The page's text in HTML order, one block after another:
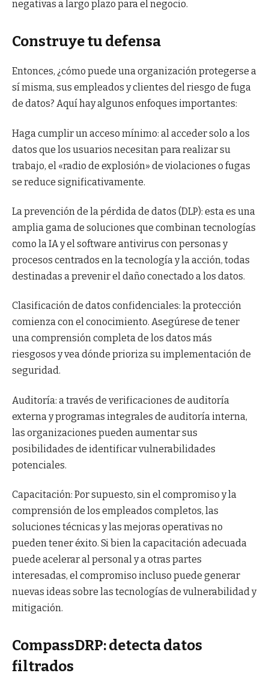
negativas a largo plazo para el negocio.
Construye tu defensa
Entonces, ¿cómo puede una organización protegerse a
sí misma, sus empleados y clientes del riesgo de fuga
de datos? Aquí hay algunos enfoques importantes:
Haga cumplir un acceso mínimo: al acceder solo a los
datos que los usuarios necesitan para realizar su
trabajo, el «radio de explosión» de violaciones o fugas
se reduce significativamente.
La prevención de la pérdida de datos (DLP): esta es una
amplia gama de soluciones que combinan tecnologías
como la IA y el software antivirus con personas y
procesos centrados en la tecnología y la acción, todas
destinadas a prevenir el daño conectado a los datos.
Clasificación de datos confidenciales: la protección
comienza con el conocimiento. Asegúrese de tener
una comprensión completa de los datos más
riesgosos y vea dónde prioriza su implementación de
seguridad.
Auditoría: a través de verificaciones de auditoría
externa y programas integrales de auditoría interna,
las organizaciones pueden aumentar sus
posibilidades de identificar vulnerabilidades
potenciales.
Capacitación: Por supuesto, sin el compromiso y la
comprensión de los empleados completos, las
soluciones técnicas y las mejoras operativas no
pueden tener éxito. Si bien la capacitación adecuada
puede acelerar al personal y a otras partes
interesadas, el compromiso incluso puede generar
nuevas ideas sobre las tecnologías de vulnerabilidad y
mitigación.
CompassDRP: detecta datos
filtrados